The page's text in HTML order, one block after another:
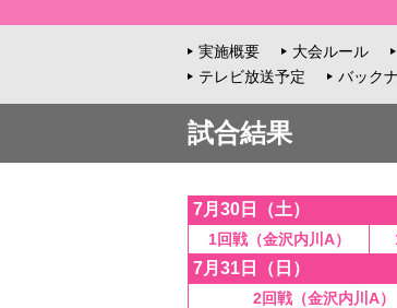
実施概要 大会ルール
テレビ放送予定
バック
試合結果
7月30日（土）
1回戦（金沢内川A）
7月31日（日）
2回戦（金沢内川A）